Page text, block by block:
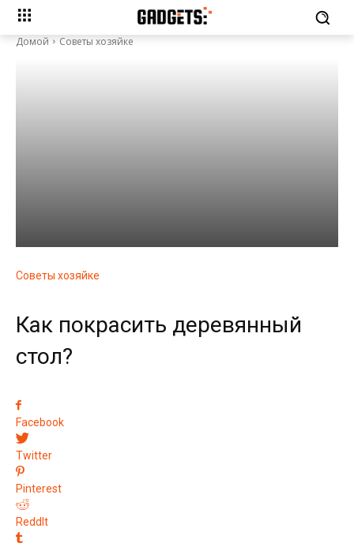
Домой Советы хозяйке
Советы хозяйке
Как покрасить деревянный
стол?
Facebook
Twitter
Pinterest
ReddIt